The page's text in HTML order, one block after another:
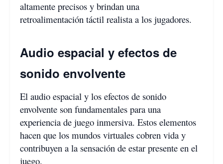
altamente precisos y brindan una
retroalimentación táctil realista a los jugadores.
Audio espacial y efectos de
sonido envolvente
El audio espacial y los efectos de sonido
envolvente son fundamentales para una
experiencia de juego inmersiva. Estos elementos
hacen que los mundos virtuales cobren vida y
contribuyen a la sensación de estar presente en el
juego.